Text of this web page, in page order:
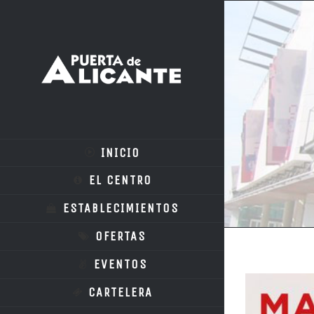
INICIO
EL CENTRO
ESTABLECIMIENTOS
OFERTAS
EVENTOS
CARTELERA
imagen